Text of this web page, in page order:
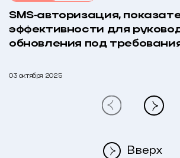
SMS‑авторизация,
эффективности для
обновления под
03 октября 2025
Вверх